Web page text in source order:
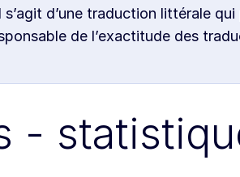
d’une traduction littérale
de l’exactitude des
-